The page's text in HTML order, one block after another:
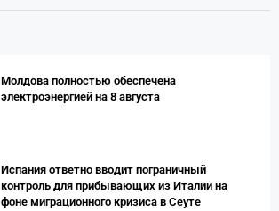
Молдова полностью обеспечена
электроэнергией на 8 августа
Испания ответно вводит пограничный
контроль для прибывающих из Италии на
фоне миграционного кризиса в Сеуте